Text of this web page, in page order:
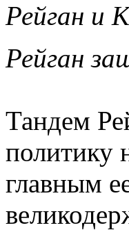
Рейган и
Рейган
Тандем
политику
главным